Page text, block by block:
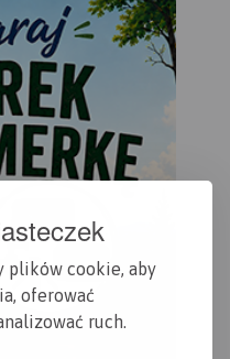
plików cookie, aby
oferować
ruch.